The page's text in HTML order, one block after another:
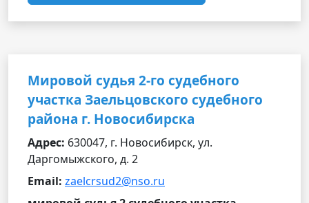
Мировой судья 2-го судебного
участка Заельцовского судебного
района г. Новосибирска
Адрес: 630047, г. Новосибирск, ул.
Даргомыжского, д. 2
Email: zaelcrsud2@nso.ru